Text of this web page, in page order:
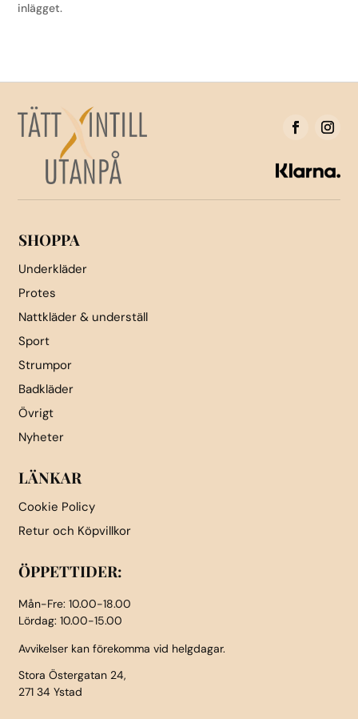
inlägget.
SHOPPA
Underkläder
Protes
Nattkläder & underställ
Sport
Strumpor
Badkläder
Övrigt
Nyheter
LÄNKAR
Cookie Policy
Retur och Köpvillkor
ÖPPETTIDER:
Mån-Fre: 10.00-18.00
Lördag: 10.00-15.00
Avvikelser kan förekomma vid helgdagar.
Stora Östergatan 24,
271 34 Ystad